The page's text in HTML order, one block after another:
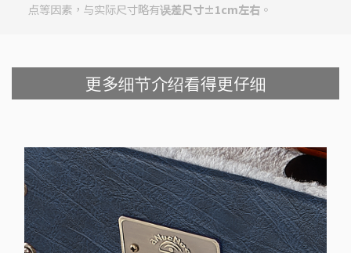
点等因素，与实际尺寸略有误差尺寸±1cm左右。
更多细节介绍看得更仔细